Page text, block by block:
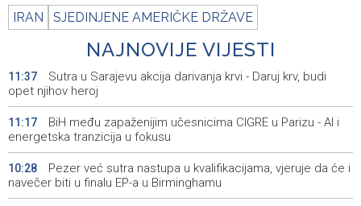
IRAN SJEDINJENE AMERIČKE DRŽAVE
NAJNOVIJE VIJESTI
11:37
Sutra u Sarajevu akcija darivanja krvi - Daruj krv, budi
opet njihov heroj
11:17
BiH među zapaženijim učesnicima CIGRE u Parizu - AI i
energetska tranzicija u fokusu
10:28
Pezer već sutra nastupa u kvalifikacijama, vjeruje da će i
navečer biti u finalu EP-a u Birminghamu